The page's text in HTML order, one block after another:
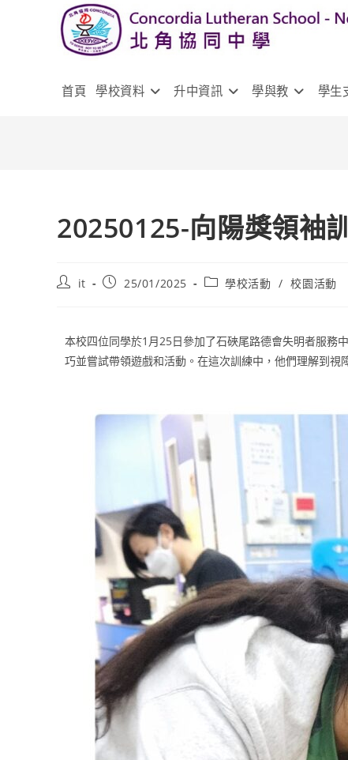
首頁 學校資料 升中資訊 學與教 學生
20250125-向陽獎領袖
it 25/01/2025 學校活動 / 校園活動
本校四位同學於1月25日參加了石硤尾路德會失明者服務
巧並嘗試帶領遊戲和活動。在這次訓練中，他們理解到